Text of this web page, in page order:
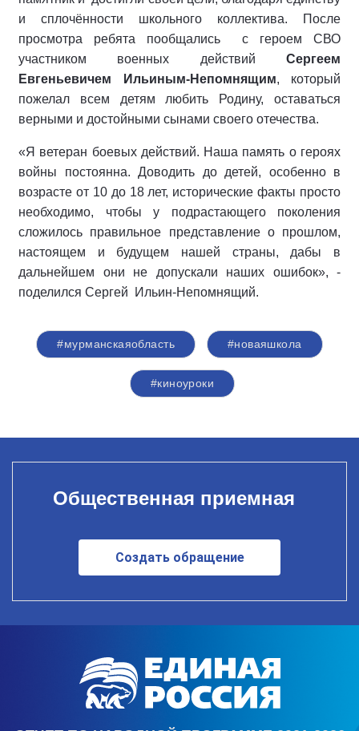
и сплочённости школьного коллектива. После
просмотра ребята пообщались с героем СВО
участником военных действий Сергеем
Евгеньевичем Ильиным-Непомнящим, который
пожелал всем детям любить Родину, оставаться
верными и достойными сынами своего отечества.
«Я ветеран боевых действий. Наша память о героях
войны постоянна. Доводить до детей, особенно в
возрасте от 10 до 18 лет, исторические факты просто
необходимо, чтобы у подрастающего поколения
сложилось правильное представление о прошлом,
настоящем и будущем нашей страны, дабы в
дальнейшем они не допускали наших ошибок», -
поделился Сергей Ильин-Непомнящий.
#мурманскаяобласть #новаяшкола
#киноуроки
Общественная приемная
Создать обращение